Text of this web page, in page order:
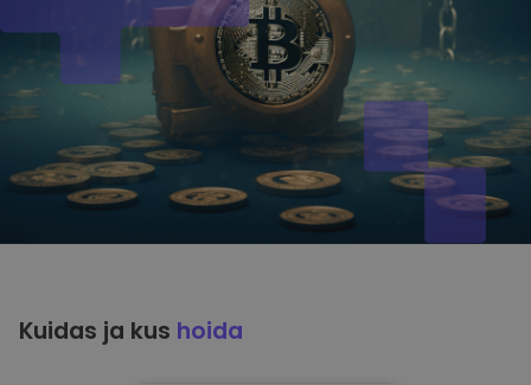
Kuidas ja kus hoida